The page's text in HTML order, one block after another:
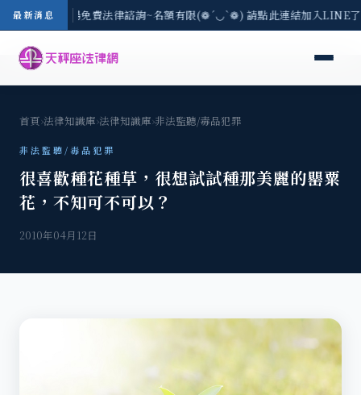
最新消息
-8/3(一) 現場免費法律諮詢~名額有限(❁´◡`❁) 請點此連結加入LINE
首頁›法律知識庫›法律知識庫›非法監聽/毒品犯罪
非法監聽/毒品犯罪
很喜歡種花種草，很想試試種那美麗的罌粟
花，不知可不可以？
2010年04月12日